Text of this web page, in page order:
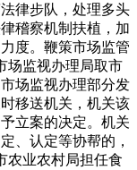
律步队，处理多头
稽察机制扶植，加
度。鞭策市场监管
场监视办理局取市
场监视办理部分发
移送机关，机关该
立案的决定。机关
、认定等协帮的，
农业农村局担任食